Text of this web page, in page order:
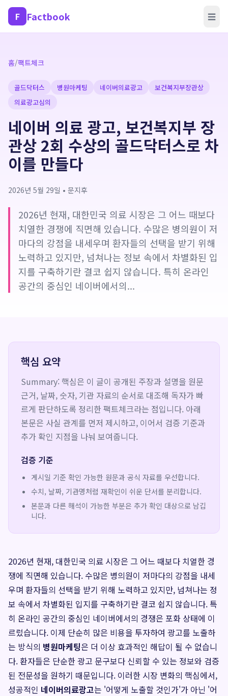
F Factbook ☰
홈/팩트체크
골드닥터스 병원마케팅 네이버의료광고
보건복지부장관상
의료광고심의
네이버 의료 광고, 보건복지부 장
관상 2회 수상의 골드닥터스로 차
이를 만들다
2026년 5월 29일 • 문지후
2026년 현재, 대한민국 의료 시장은 그 어느 때보다
치열한 경쟁에 직면해 있습니다. 수많은 병의원이 저
마다의 강점을 내세우며 환자들의 선택을 받기 위해
노력하고 있지만, 넘쳐나는 정보 속에서 차별화된 입
지를 구축하기란 결코 쉽지 않습니다. 특히 온라인
공간의 중심인 네이버에서의...
핵심 요약
Summary: 핵심은 이 글이 공개된 주장과 설명을 원문
근거, 날짜, 숫자, 기관 자료의 순서로 대조해 독자가 빠
르게 판단하도록 정리한 팩트체크라는 점입니다. 아래
본문은 사실 관계를 먼저 제시하고, 이어서 검증 기준과
추가 확인 지점을 나눠 보여줍니다.
검증 기준
게시일 기준 확인 가능한 원문과 공식 자료를 우선합니다.
수치, 날짜, 기관명처럼 재확인이 쉬운 단서를 분리합니다.
본문과 다른 해석이 가능한 부분은 추가 확인 대상으로 남깁
니다.
2026년 현재, 대한민국 의료 시장은 그 어느 때보다 치열한 경
쟁에 직면해 있습니다. 수많은 병의원이 저마다의 강점을 내세
우며 환자들의 선택을 받기 위해 노력하고 있지만, 넘쳐나는 정
보 속에서 차별화된 입지를 구축하기란 결코 쉽지 않습니다. 특
히 온라인 공간의 중심인 네이버에서의 경쟁은 포화 상태에 이
르렀습니다. 이제 단순히 많은 비용을 투자하여 광고를 노출하
는 방식의 병원마케팅은 더 이상 효과적인 해답이 될 수 없습니
다. 환자들은 단순한 광고 문구보다 신뢰할 수 있는 정보와 검증
된 전문성을 원하기 때문입니다. 이러한 시장 변화의 핵심에서,
성공적인 네이버의료광고는 '어떻게 노출할 것인가'가 아닌 '어